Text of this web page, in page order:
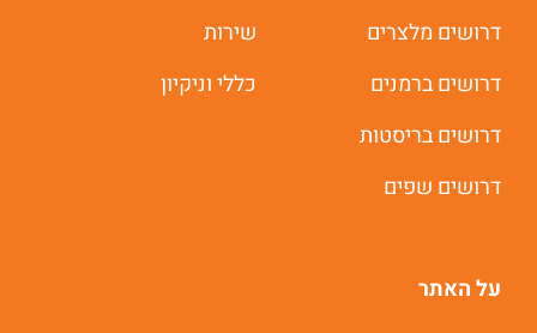
דרושים מלצרים
דרושים ברמנים
דרושים בריסטות
דרושים שפים
שירות
כללי וניקיון
על האתר